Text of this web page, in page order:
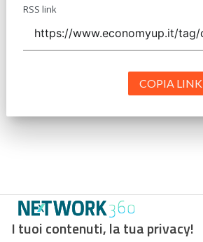
I tuoi contenuti, la tua privacy!
RSS link
COPIA LINK